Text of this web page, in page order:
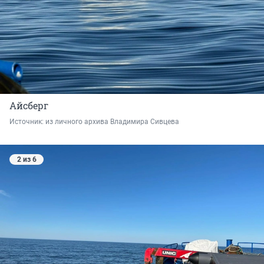
Айсберг
Источник: из личного архива Владимира Сивцева
2 из 6